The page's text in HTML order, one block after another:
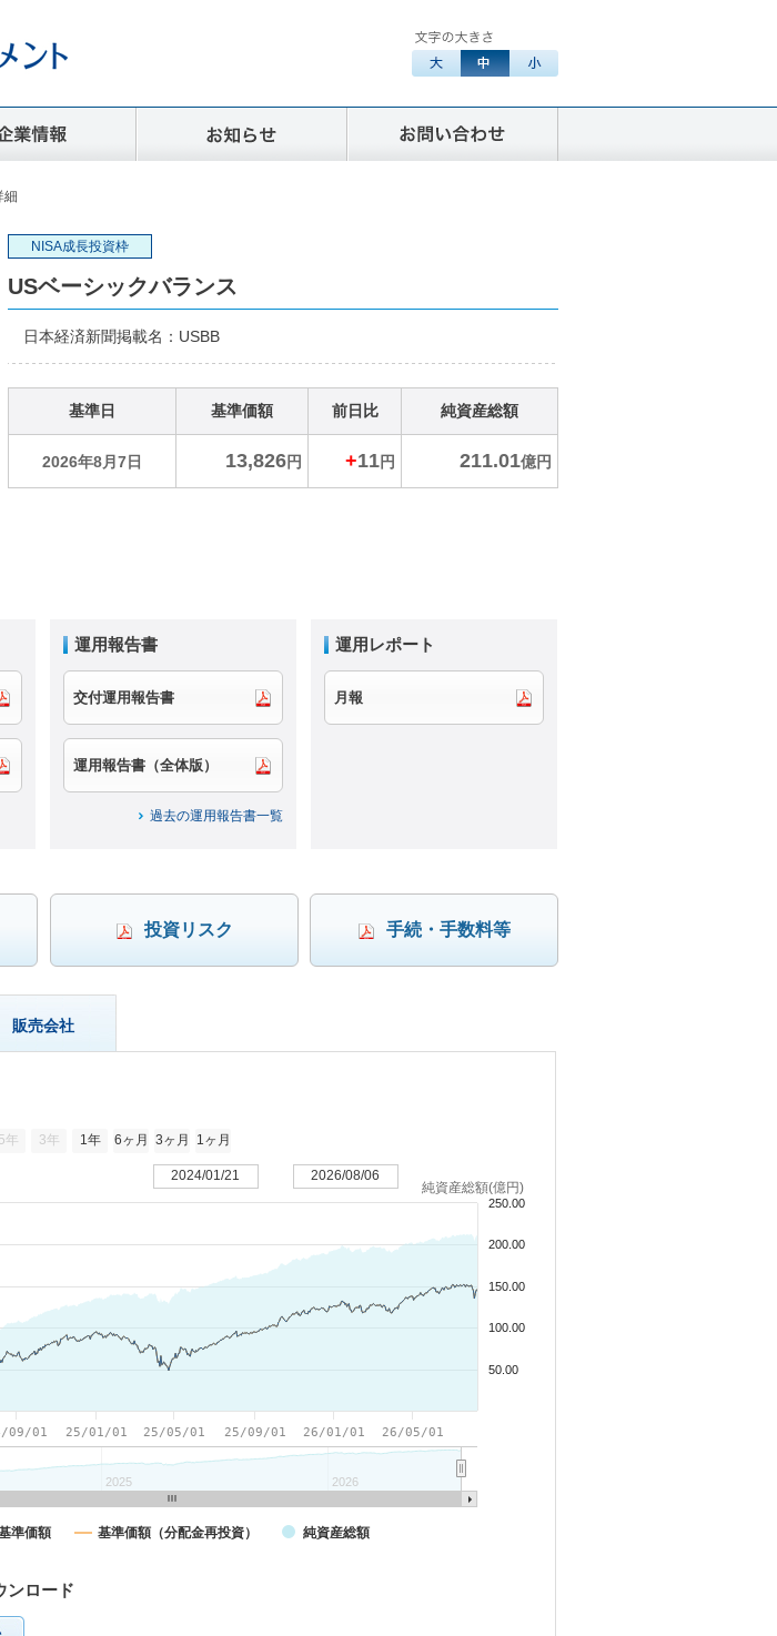
細
NISA成長投資枠
USベーシックバランス
日本経済新聞掲載名： USBB
基準日 基準価額 前日比 純資産総額
2026年8月7日 13,826 円 +11 円 211.01億円
運用報告書
交付運用報告書
運用報告書（全体版）
過去の運用報告書一覧
運用レポート
月報
投資リスク 手続・手数料等
販売会社
純資産総額(億円)
09/01 25/01/01 25/05/01 25/09/01 26/01/01 26/05/01
2025 2026
50.00
100.00
150.00
200.00
250.00
5年 3年 1年 6ヶ月 3ヶ月 1ヶ月
2024/01/21 2026/08/06
準価額 基準価額（分配金再投資） 純資産総額
ンロード